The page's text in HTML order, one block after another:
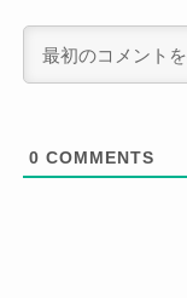
0 COMMENTS